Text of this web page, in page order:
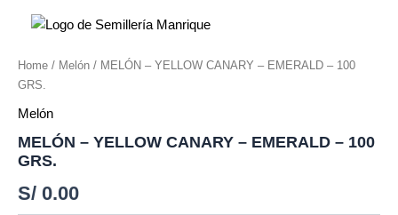
Home / Melón / MELÓN – YELLOW CANARY – EMERALD – 100
GRS.
Melón
MELÓN – YELLOW CANARY – EMERALD – 100
GRS.
S/ 0.00